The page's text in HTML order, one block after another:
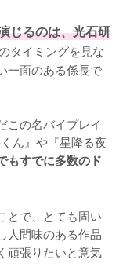
じるのは、光石研
タイミングを見な
一面のある係長で
この名バイプレイ
ん』や『星降る夜
もすでに多数のド
とで、とても固い
人間味のある作品
頑張りたいと意気